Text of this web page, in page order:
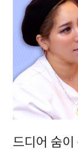
드디어 숨